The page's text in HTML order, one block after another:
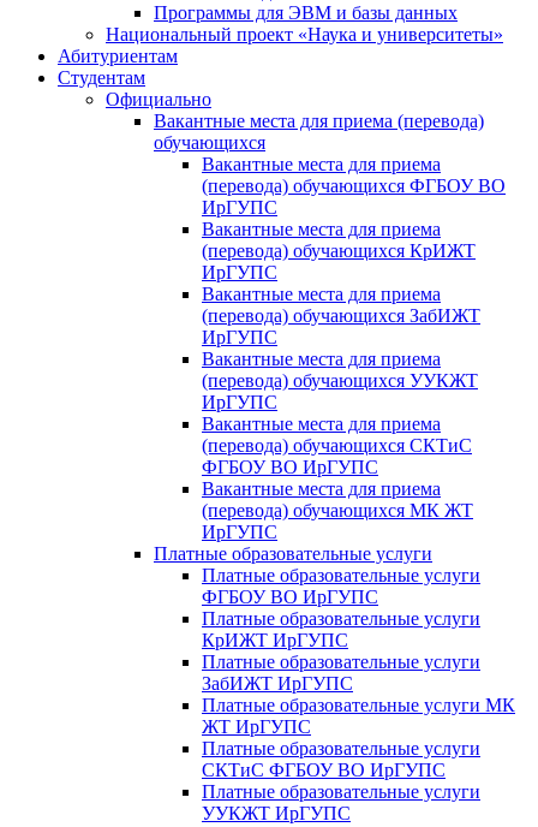
Программы для ЭВМ и базы данных
Национальный проект «Наука и университеты»
Абитуриентам
Студентам
Официально
Вакантные места для приема (перевода)
обучающихся
Вакантные места для приема
(перевода) обучающихся ФГБОУ ВО
ИрГУПС
Вакантные места для приема
(перевода) обучающихся КрИЖТ
ИрГУПС
Вакантные места для приема
(перевода) обучающихся ЗабИЖТ
ИрГУПС
Вакантные места для приема
(перевода) обучающихся УУКЖТ
ИрГУПС
Вакантные места для приема
(перевода) обучающихся СКТиС
ФГБОУ ВО ИрГУПС
Вакантные места для приема
(перевода) обучающихся МК ЖТ
ИрГУПС
Платные образовательные услуги
Платные образовательные услуги
ФГБОУ ВО ИрГУПС
Платные образовательные услуги
КрИЖТ ИрГУПС
Платные образовательные услуги
ЗабИЖТ ИрГУПС
Платные образовательные услуги МК
ЖТ ИрГУПС
Платные образовательные услуги
СКТиС ФГБОУ ВО ИрГУПС
Платные образовательные услуги
УУКЖТ ИрГУПС